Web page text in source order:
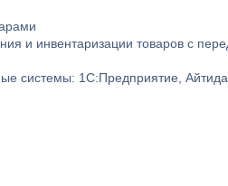
и инвентаризации товаров с
системы: 1С:Предприятие,